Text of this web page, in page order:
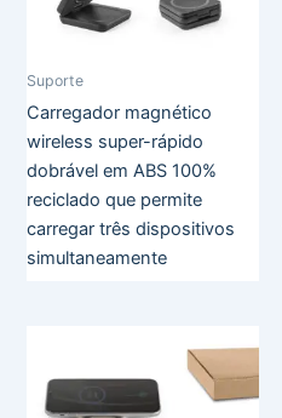
Suporte
Carregador magnético
wireless super-rápido
dobrável em ABS 100%
reciclado que permite
carregar três dispositivos
simultaneamente